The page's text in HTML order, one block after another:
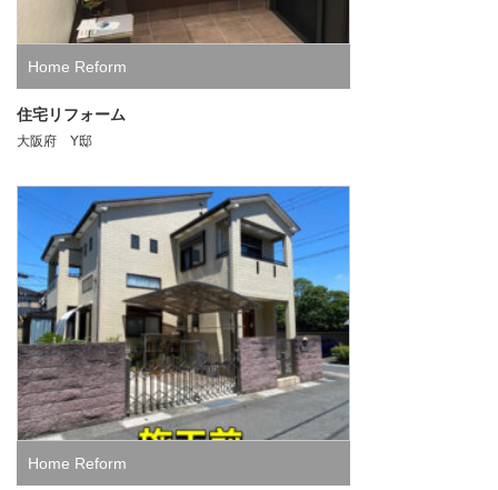
Home Reform
住宅リフォーム
大阪府 Y邸
Home Reform